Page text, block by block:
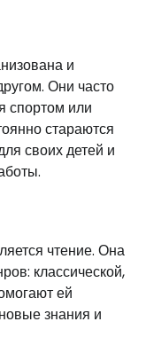
и
Они часто
спортом или
стараются
своих детей и
чтение. Она
классической,
ей
знания и